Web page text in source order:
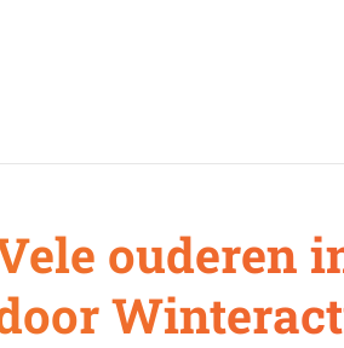
ouderen